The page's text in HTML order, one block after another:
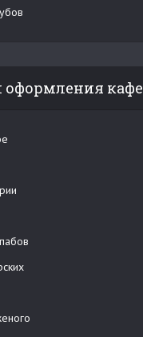
оформления кафе